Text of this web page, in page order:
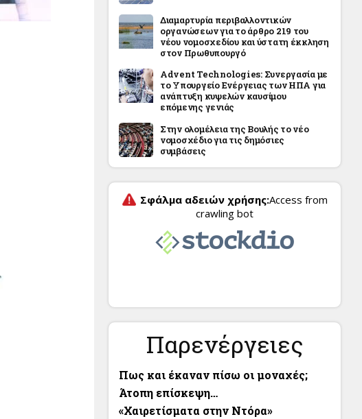
Διαμαρτυρία περιβαλλοντικών
οργανώσεων για το άρθρο 219 του
νέου νομοσχεδίου και ύστατη έκκληση
στον Πρωθυπουργό
Advent Technologies: Συνεργασία με
το Υπουργείο Ενέργειας των ΗΠΑ για
ανάπτυξη κυψελών καυσίμου
επόμενης γενιάς
Στην ολομέλεια της Βουλής το νέο
νομοσχέδιο για τις δημόσιες
συμβάσεις
Παρενέργειες
Πως και έκαναν πίσω οι μοναχές;
Άτοπη επίσκεψη…
«Χαιρετίσματα στην Ντόρα»